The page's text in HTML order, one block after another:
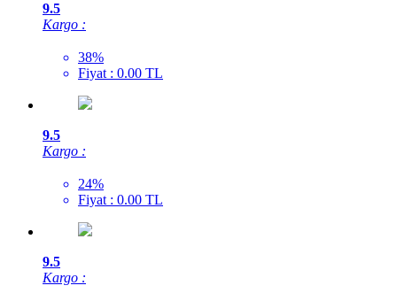
9.5
Kargo :
38%
Fiyat : 0.00 TL
9.5
Kargo :
24%
Fiyat : 0.00 TL
9.5
Kargo :